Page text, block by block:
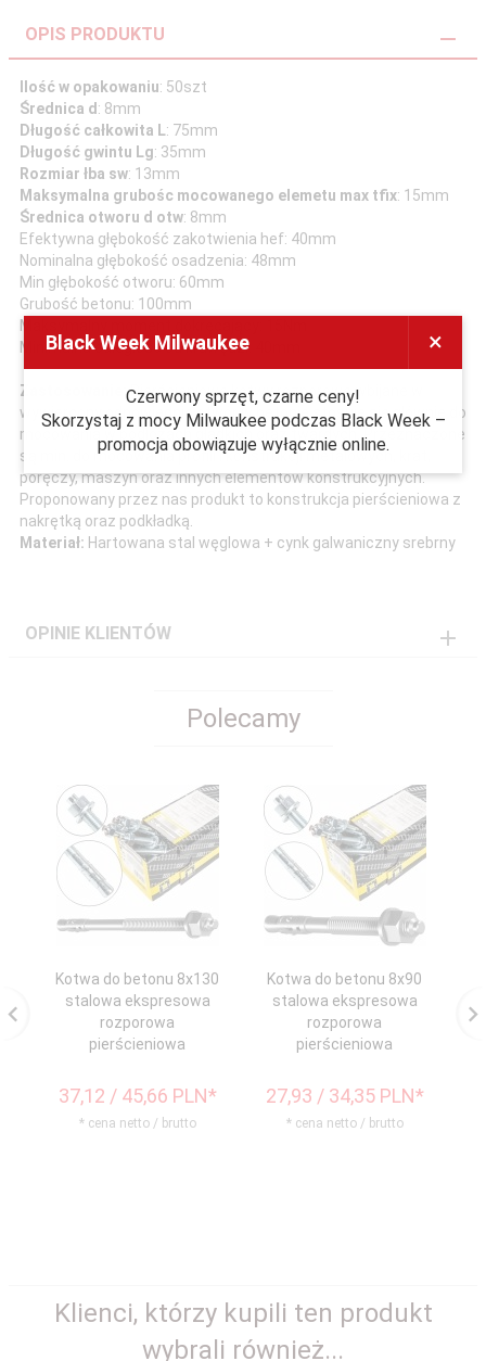
OPIS PRODUKTU
Ilość w opakowaniu: 50szt
Średnica d : 8mm
Długość całkowita L: 75mm
Długość gwintu Lg: 35mm
Rozmiar łba sw: 13mm
Maksymalna grubośc mocowanego elemetu max tfix: 15mm
Średnica otworu d otw: 8mm
Efektywna głębokość zakotwienia hef: 40mm
Nominalna głębokość osadzenia: 48mm
Min głębokość otworu: 60mm
Grubość betonu: 100mm
Maksymalny moment dokręcający: 15Nm
Minimalna odległość od krawędzi: 40mm
Zastosowanie:Pierścieniowe kotwy rozporowe wbijane w
wywiercony odpowiednio otwór w betonie stosuje sie głównie do
mocowania w podłożach gładkich oraz twardych. Przeznaczone
są min. do mocowania profili i konstrukcji metalowych, krat,
poręczy, maszyn oraz innych elementów konstrukcyjnych.
Proponowany przez nas produkt to konstrukcja pierścieniowa z
nakrętką oraz podkładką.
Materiał: Hartowana stal węglowa + cynk galwaniczny srebrny
OPINIE KLIENTÓW
Polecamy
Kotwa do betonu 8x130
stalowa ekspresowa
rozporowa
pierścieniowa
37,12 / 45,66 PLN*
* cena netto / brutto
Kotwa do betonu 8x90
stalowa ekspresowa
rozporowa
pierścieniowa
27,93 / 34,35 PLN*
* cena netto / brutto
Klienci, którzy kupili ten produkt
wybrali również...
×
Black Week Milwaukee
Czerwony sprzęt, czarne ceny!
Skorzystaj z mocy Milwaukee podczas Black Week –
promocja obowiązuje wyłącznie online.